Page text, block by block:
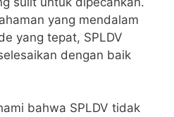
yang ⁣mendalam
⁣yang ‍tepat, SPLDV‌
dengan ‍baik
bahwa ⁢SPLDV tidak